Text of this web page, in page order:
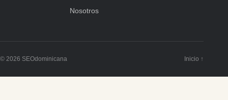
Nosotros
© 2026 SEOdominicana Inicio ↑